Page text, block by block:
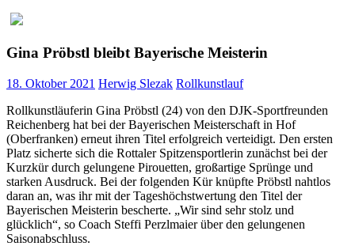
Gina Pröbstl bleibt Bayerische Meisterin
18. Oktober 2021 Herwig Slezak Rollkunstlauf
Rollkunstläuferin Gina Pröbstl (24) von den DJK-Sportfreunden
Reichenberg hat bei der Bayerischen Meisterschaft in Hof
(Oberfranken) erneut ihren Titel erfolgreich verteidigt. Den ersten
Platz sicherte sich die Rottaler Spitzensportlerin zunächst bei der
Kurzkür durch gelungene Pirouetten, großartige Sprünge und
starken Ausdruck. Bei der folgenden Kür knüpfte Pröbstl nahtlos
daran an, was ihr mit der Tageshöchstwertung den Titel der
Bayerischen Meisterin bescherte. „Wir sind sehr stolz und
glücklich“, so Coach Steffi Perzlmaier über den gelungenen
Saisonabschluss.